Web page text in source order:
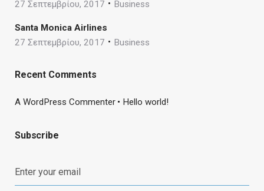
27 Σεπτεμβρίου, 2017
Business
Santa Monica Airlines
27 Σεπτεμβρίου, 2017
Business
Recent Comments
A WordPress Commenter Hello world!
Subscribe